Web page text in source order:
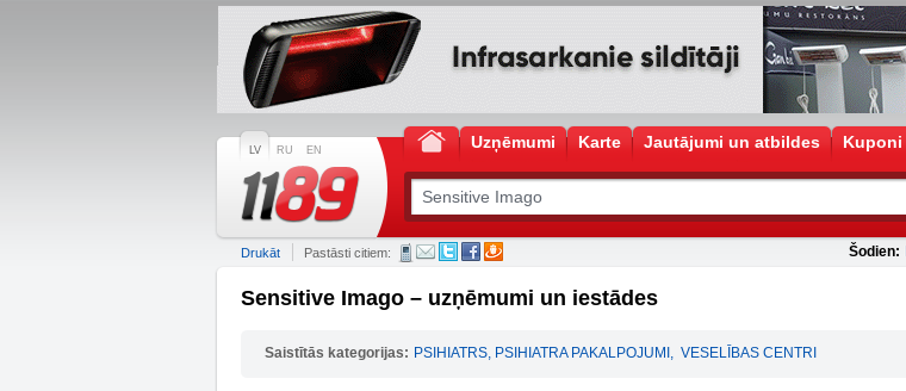
LV RU EN Uzņēmumi Karte Jautājumi un atbildes Kuponi
Šodien:
Drukāt Pastāsti citiem:
Sensitive Imago – uzņēmumi un iestādes
Saistītās kategorijas: PSIHIATRS, PSIHIATRA PAKALPOJUMI , VESELĪBAS CENTRI